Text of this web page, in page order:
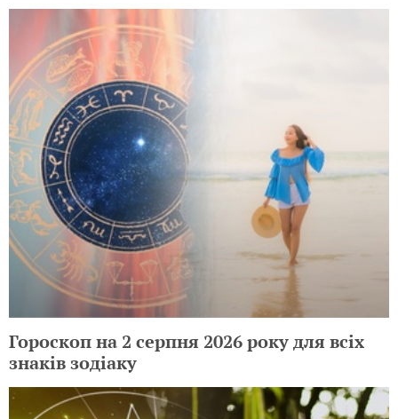
Гороскоп на 2 серпня 2026 року для всіх
знаків зодіаку